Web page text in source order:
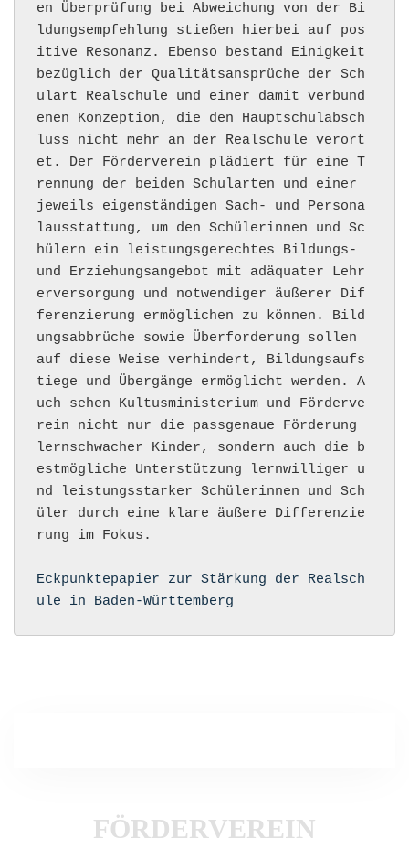
en Überprüfung bei Abweichung von der Bi
ldungsempfehlung stießen hierbei auf pos
itive Resonanz. Ebenso bestand Einigkeit
bezüglich der Qualitätsansprüche der Sch
ulart Realschule und einer damit verbund
enen Konzeption, die den Hauptschulabsch
luss nicht mehr an der Realschule verort
et. Der Förderverein plädiert für eine T
rennung der beiden Schularten und einer
jeweils eigenständigen Sach- und Persona
lausstattung, um den Schülerinnen und Sc
hülern ein leistungsgerechtes Bildungs-
und Erziehungsangebot mit adäquater Lehr
erversorgung und notwendiger äußerer Dif
ferenzierung ermöglichen zu können. Bild
ungsabbrüche sowie Überforderung sollen
auf diese Weise verhindert, Bildungsaufs
tiege und Übergänge ermöglicht werden. A
uch sehen Kultusministerium und Förderve
rein nicht nur die passgenaue Förderung
lernschwacher Kinder, sondern auch die b
estmögliche Unterstützung lernwilliger u
nd leistungsstarker Schülerinnen und Sch
üler durch eine klare äußere Differenzie
rung im Fokus.
Eckpunktepapier zur Stärkung der Realsch
ule in Baden-Württemberg
FÖRDERVEREIN